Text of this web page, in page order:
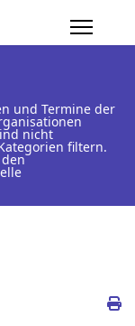
und Termine der
nicht
filtern.